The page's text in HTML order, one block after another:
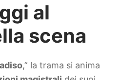
al
scena
,” la trama si anima